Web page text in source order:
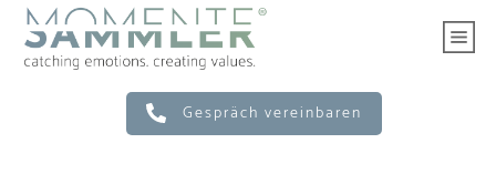
Gespräch vereinbaren